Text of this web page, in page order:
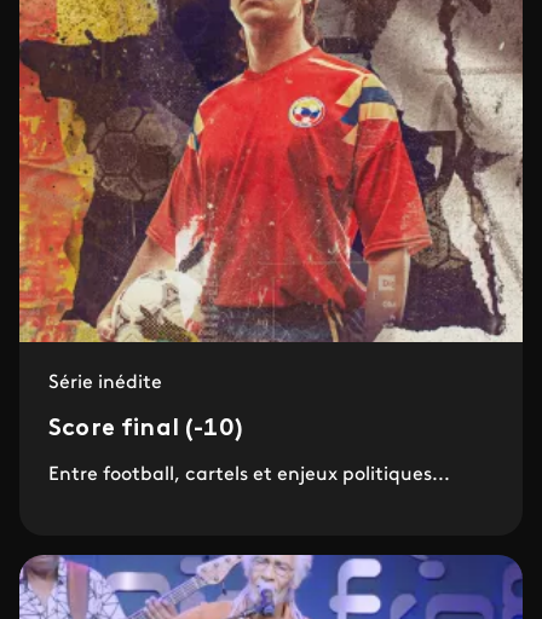
Série inédite
Score final (-10)
Entre football, cartels et enjeux politiques...